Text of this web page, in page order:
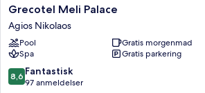
Grecotel
Meli
Palace
Agios
Nikolaos
Grecotel Meli Palace
Agios Nikolaos
Pool
Gratis morgenmad
Spa
Gratis parkering
8.6
ud
8,6 Fantastisk
97 anmeldelser